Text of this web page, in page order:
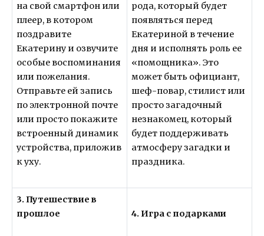
на свой смартфон или
плеер, в котором
поздравите
Екатерину и озвучите
особые воспоминания
или пожелания.
Отправьте ей запись
по электронной почте
или просто покажите
встроенный динамик
устройства, приложив
к уху.
рода, который будет
появляться перед
Екатериной в течение
дня и исполнять роль ее
«помощника». Это
может быть официант,
шеф-повар, стилист или
просто загадочный
незнакомец, который
будет поддерживать
атмосферу загадки и
праздника.
3. Путешествие в
прошлое
4. Игра с подарками